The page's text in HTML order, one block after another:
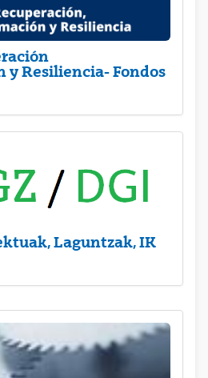
y Resiliencia- Fondos
Laguntzak, IK